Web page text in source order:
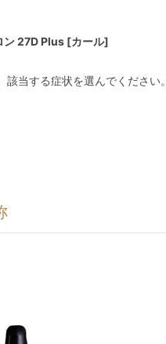
ン 27D Plus [カール]
当する症状を選んでください。